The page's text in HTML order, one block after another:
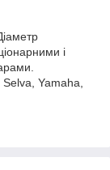
і
Selva, Yamaha,